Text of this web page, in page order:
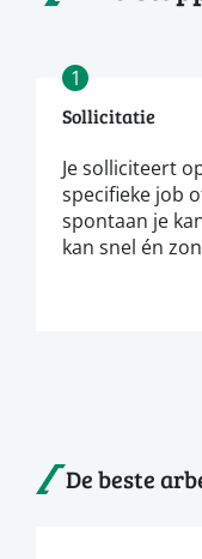
1
Sollicitatie
Je solliciteert
specifieke job
spontaan je
kan snel én
De beste